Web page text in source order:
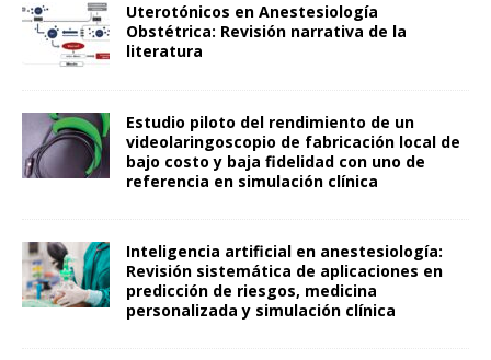
Uterotónicos en Anestesiología
Obstétrica: Revisión narrativa de la
literatura
Estudio piloto del rendimiento de un
videolaringoscopio de fabricación local de
bajo costo y baja fidelidad con uno de
referencia en simulación clínica
Inteligencia artificial en anestesiología:
Revisión sistemática de aplicaciones en
predicción de riesgos, medicina
personalizada y simulación clínica